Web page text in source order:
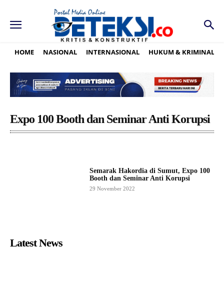
HOME NASIONAL INTERNASIONAL HUKUM & KRIMINAL
Expo 100 Booth dan Seminar Anti Korupsi
Semarak Hakordia di Sumut, Expo 100
Booth dan Seminar Anti Korupsi
29 November 2022
Latest News